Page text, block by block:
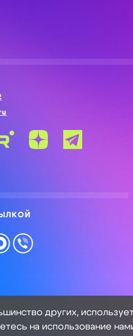
других,
на использование